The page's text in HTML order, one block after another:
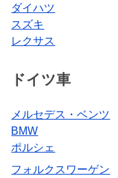
ダイハツ
スズキ
レクサス
ドイツ車
メルセデス・ベンツ
BMW
ポルシェ
フォルクスワーゲン